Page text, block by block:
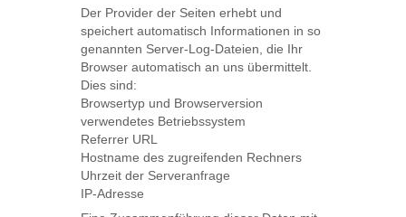
Der Provider der Seiten erhebt und
speichert automatisch Informationen in so
genannten Server-Log-Dateien, die Ihr
Browser automatisch an uns übermittelt.
Dies sind:
Browsertyp und Browserversion
verwendetes Betriebssystem
Referrer URL
Hostname des zugreifenden Rechners
Uhrzeit der Serveranfrage
IP-Adresse